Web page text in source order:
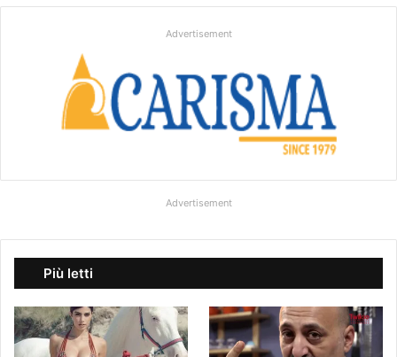
Advertisement
Advertisement
Più letti